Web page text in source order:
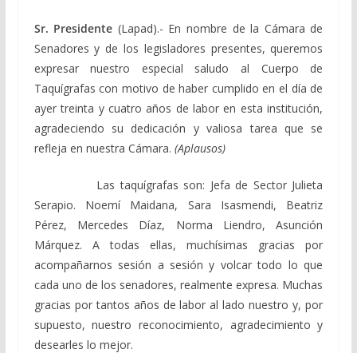
Sr. Presidente (Lapad).- En nombre de la Cámara de
Senadores y de los legisladores presentes, queremos
expresar nuestro especial saludo al Cuerpo de
Taquígrafas con motivo de haber cumplido en el día de
ayer treinta y cuatro años de labor en esta institución,
agradeciendo su dedicación y valiosa tarea que se
refleja en nuestra Cámara. (Aplausos)
Las taquígrafas son: Jefa de Sector Julieta
Serapio. Noemí Maidana, Sara Isasmendi, Beatriz
Pérez, Mercedes Díaz, Norma Liendro, Asunción
Márquez. A todas ellas, muchísimas gracias por
acompañarnos sesión a sesión y volcar todo lo que
cada uno de los senadores, realmente expresa. Muchas
gracias por tantos años de labor al lado nuestro y, por
supuesto, nuestro reconocimiento, agradecimiento y
desearles lo mejor.